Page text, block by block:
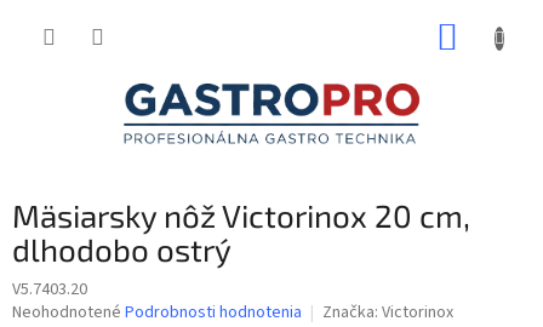
Mäsiarsky nôž Victorinox 20 cm,
dlhodobo ostrý
V5.7403.20
Priemerné
Neohodnotené Podrobnosti hodnotenia Značka: Victorinox